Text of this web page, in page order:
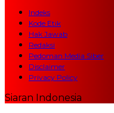
Indeks
Kode Etik
Hak Jawab
Redaksi
Pedoman Media Siber
Disclaimer
Privacy Policy
Siaran Indonesia